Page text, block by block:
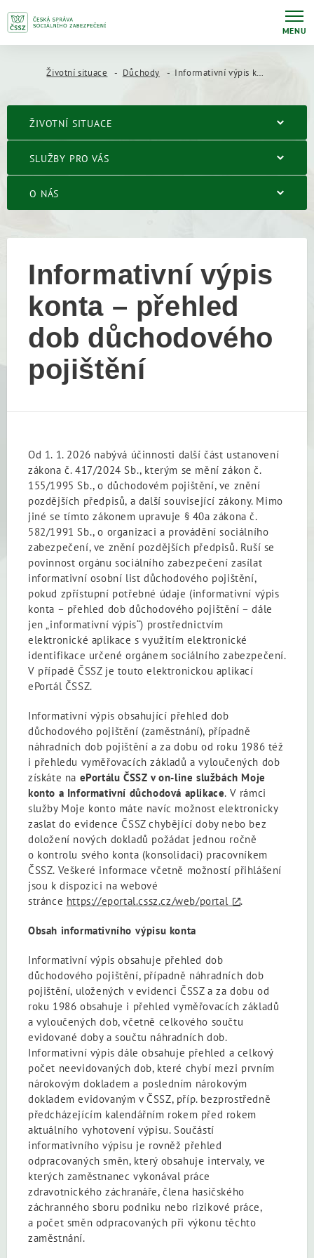
MENU
Životní situace Důchody Informativní výpis konta – přehled dob důchodového pojištění
ŽIVOTNÍ SITUACE
SLUŽBY PRO VÁS
O NÁS
Informativní výpis
konta – přehled
dob důchodového
pojištění
Od 1. 1. 2026 nabývá účinnosti další část ustanovení
zákona č. 417/2024 Sb., kterým se mění zákon č.
155/1995 Sb., o důchodovém pojištění, ve znění
pozdějších předpisů, a další související zákony. Mimo
jiné se tímto zákonem upravuje § 40a zákona č.
582/1991 Sb., o organizaci a provádění sociálního
zabezpečení, ve znění pozdějších předpisů. Ruší se
povinnost orgánu sociálního zabezpečení zasílat
informativní osobní list důchodového pojištění,
pokud zpřístupní potřebné údaje (informativní výpis
konta – přehled dob důchodového pojištění – dále
jen „informativní výpis“) prostřednictvím
elektronické aplikace s využitím elektronické
identifikace určené orgánem sociálního zabezpečení.
V případě ČSSZ je touto elektronickou aplikací
ePortál ČSSZ.
Informativní výpis obsahující přehled dob
důchodového pojištění (zaměstnání), případně
náhradních dob pojištění a za dobu od roku 1986 též
i přehledu vyměřovacích základů a vyloučených dob
získáte na ePortálu ČSSZ v on-line službách Moje
konto a Informativní důchodová aplikace. V rámci
služby Moje konto máte navíc možnost elektronicky
zaslat do evidence ČSSZ chybějící doby nebo bez
doložení nových dokladů požádat jednou ročně
o kontrolu svého konta (konsolidaci) pracovníkem
ČSSZ. Veškeré informace včetně možností přihlášení
jsou k dispozici na webové
stránce https://eportal.cssz.cz/web/portal .
Obsah informativního výpisu konta
Informativní výpis obsahuje přehled dob
důchodového pojištění, případně náhradních dob
pojištění, uložených v evidenci ČSSZ a za dobu od
roku 1986 obsahuje i přehled vyměřovacích základů
a vyloučených dob, včetně celkového součtu
evidované doby a součtu náhradních dob.
Informativní výpis dále obsahuje přehled a celkový
počet neevidovaných dob, které chybí mezi prvním
nárokovým dokladem a posledním nárokovým
dokladem evidovaným v ČSSZ, příp. bezprostředně
předcházejícím kalendářním rokem před rokem
aktuálního vyhotovení výpisu. Součástí
informativního výpisu je rovněž přehled
odpracovaných směn, který obsahuje intervaly, ve
kterých zaměstnanec vykonával práce
zdravotnického záchranáře, člena hasičského
záchranného sboru podniku nebo rizikové práce,
a počet směn odpracovaných při výkonu těchto
zaměstnání.